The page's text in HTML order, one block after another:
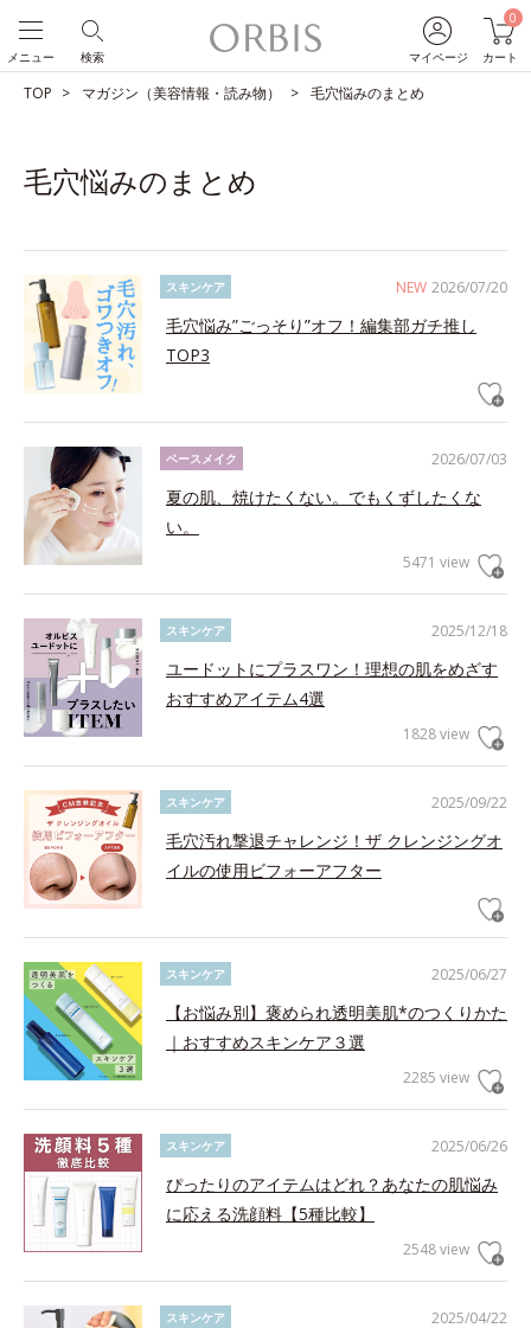
マイページ
0
カート
検索
メニュー
TOP マガジン（美容情報・読み物） 毛穴悩みのまとめ
毛穴悩みのまとめ
NEW 2026/07/20
スキンケア
毛穴悩み”ごっそり”オフ！編集部ガチ推し
TOP3
2026/07/03
ベースメイク
夏の肌、焼けたくない。でもくずしたくな
い。
5471 view
2025/12/18
スキンケア
ユードットにプラスワン！理想の肌をめざす
おすすめアイテム4選
1828 view
2025/09/22
スキンケア
毛穴汚れ撃退チャレンジ！ザ クレンジングオ
イルの使用ビフォーアフター
2025/06/27
スキンケア
【お悩み別】褒められ透明美肌*のつくりかた
｜おすすめスキンケア３選
2285 view
2025/06/26
スキンケア
ぴったりのアイテムはどれ？あなたの肌悩み
に応える洗顔料【5種比較】
2548 view
2025/04/22
スキンケア